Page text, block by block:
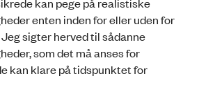
enten inden for eller uden for
sigter herved til sådanne
som det må anses for
kan klare på tidspunktet for